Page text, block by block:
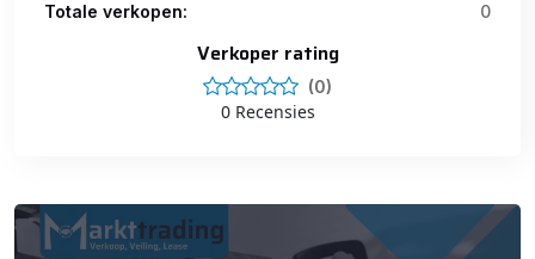
Totale verkopen:
0
Verkoper rating
(0)
0 Recensies